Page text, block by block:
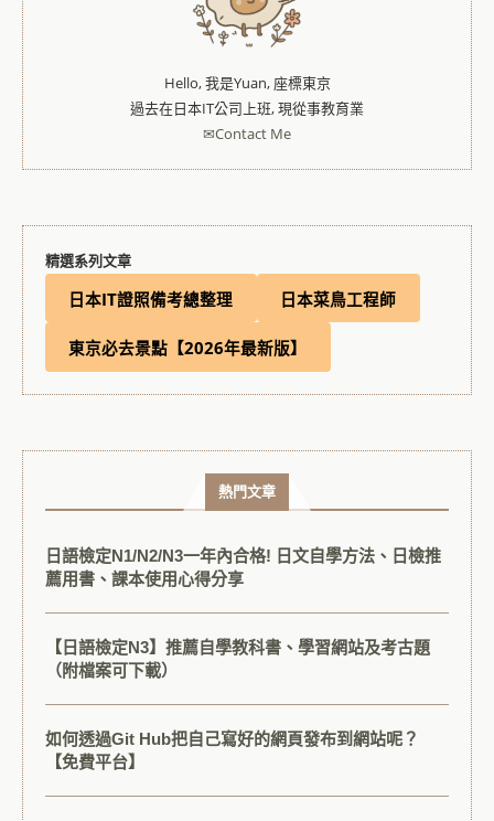
Hello, 我是Yuan, 座標東京
過去在日本IT公司上班, 現從事教育業
✉Contact Me
精選系列文章
日本IT證照備考總整理 日本菜鳥工程師
東京必去景點【2026年最新版】
熱門文章
日語檢定N1/N2/N3一年內合格! 日文自學方法、日檢推
薦用書、課本使用心得分享
【日語檢定N3】推薦自學教科書、學習網站及考古題
（附檔案可下載）
如何透過Git Hub把自己寫好的網頁發布到網站呢？
【免費平台】